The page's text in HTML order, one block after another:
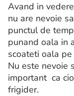
Avand in
nu are nevoie
punctul de
punand oala in
scoateti oala
Nu este nevoie
important ca
frigider.